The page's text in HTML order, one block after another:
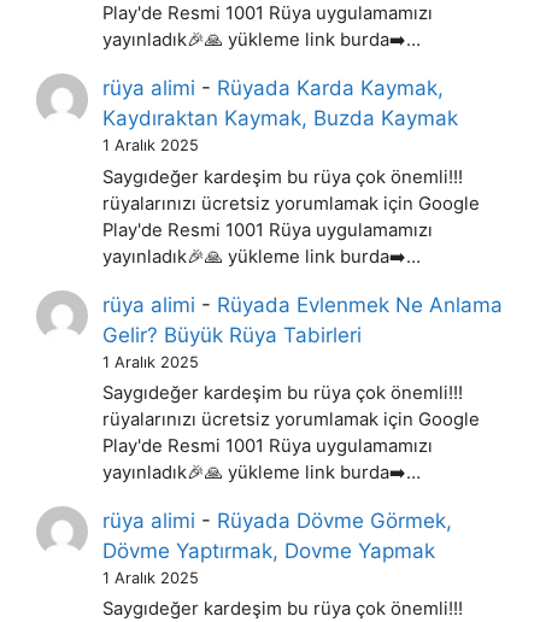
Play'de Resmi 1001 Rüya uygulamamızı
yayınladık🎉🙏 yükleme link burda➡️…
rüya alimi - Rüyada Karda Kaymak,
Kaydıraktan Kaymak, Buzda Kaymak
1 Aralık 2025
Saygıdeğer kardeşim bu rüya çok önemli!!!
rüyalarınızı ücretsiz yorumlamak için Google
Play'de Resmi 1001 Rüya uygulamamızı
yayınladık🎉🙏 yükleme link burda➡️…
rüya alimi - Rüyada Evlenmek Ne Anlama
Gelir? Büyük Rüya Tabirleri
1 Aralık 2025
Saygıdeğer kardeşim bu rüya çok önemli!!!
rüyalarınızı ücretsiz yorumlamak için Google
Play'de Resmi 1001 Rüya uygulamamızı
yayınladık🎉🙏 yükleme link burda➡️…
rüya alimi - Rüyada Dövme Görmek,
Dövme Yaptırmak, Dovme Yapmak
1 Aralık 2025
Saygıdeğer kardeşim bu rüya çok önemli!!!